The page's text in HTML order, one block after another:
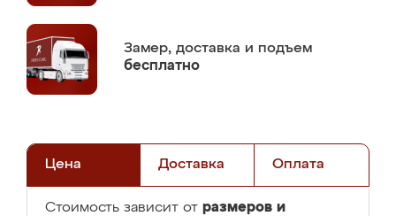
Замер, доставка и подъем
бесплатно
Цена Доставка Оплата
Стоимость зависит от размеров и